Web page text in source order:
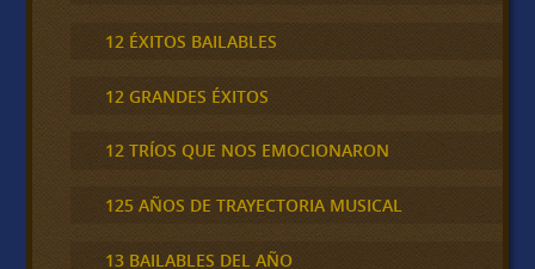
12 ÉXITOS BAILABLES
12 GRANDES ÉXITOS
12 TRÍOS QUE NOS EMOCIONARON
125 AÑOS DE TRAYECTORIA MUSICAL
13 BAILABLES DEL AÑO